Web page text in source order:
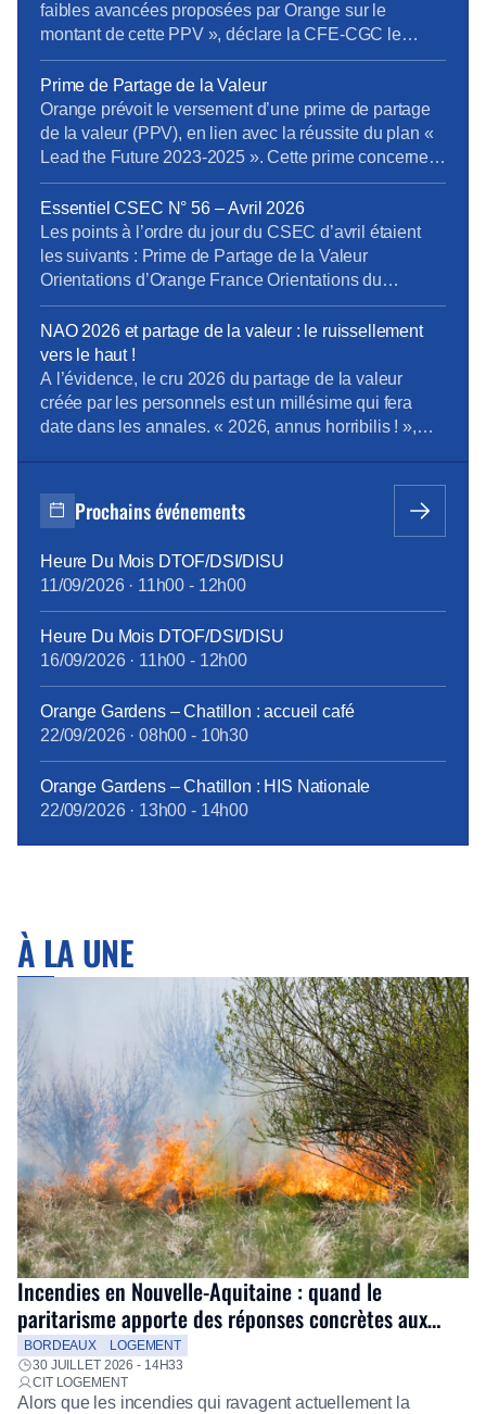
faibles avancées proposées par Orange sur le
montant de cette PPV », déclare la CFE-CGC le
11/05/2026. L’organisation syndicale s’exprime au
sujet du versement d’une PPV, en lien avec la
réussite du plan « Lead the Future 2023-2025 ». « La
CFE-CGC Orange dénonce une nouvelle fois une
politique de rémunération […]
Prime de Partage de la Valeur
Orange prévoit le versement d’une prime de partage
de la valeur (PPV), en lien avec la réussite du plan «
Lead the Future 2023-2025 ». Cette prime concernera
les salariés liés par un contrat de travail (CDI, CDD et
alternants), les fonctionnaires en activité et les
intérimaires à la date de signature de la décision […]
Essentiel CSEC N° 56 – Avril 2026
Les points à l’ordre du jour du CSEC d’avril étaient
les suivants : Prime de Partage de la Valeur
Orientations d’Orange France Orientations du
domaine Boucles Locales et Interventions (BLI)
Orientations de la Direction Entreprises France Projet
de cession de Globecast Holding Retrouvez
L’Essentiel du CSEC d’Avril
NAO 2026 et partage de la valeur : le ruissellement
vers le haut !
A l’évidence, le cru 2026 du partage de la valeur
créée par les personnels est un millésime qui fera
date dans les annales. « 2026, annus horribilis ! »,
à une redistribution de la valeur peau de chagrin. Et
[…]
Prochains événements
Heure Du Mois DTOF/DSI/DISU
11/09/2026· 11h00 - 12h00
Heure Du Mois DTOF/DSI/DISU
16/09/2026· 11h00 - 12h00
Orange Gardens – Chatillon : accueil café
22/09/2026· 08h00 - 10h30
Orange Gardens – Chatillon : HIS Nationale
22/09/2026· 13h00 - 14h00
À LA UNE
Incendies en Nouvelle-Aquitaine : quand le
paritarisme apporte des réponses concrètes aux
salariés
BORDEAUX
LOGEMENT
30 JUILLET 2026 - 14H33
CIT LOGEMENT
Alors que les incendies qui ravagent actuellement la